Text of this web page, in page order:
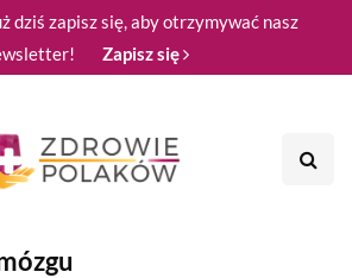
dziś zapisz się, aby otrzymywać nasz
Zapisz się